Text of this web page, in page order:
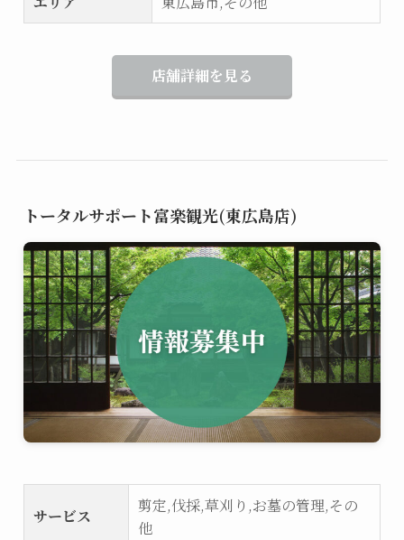
店舗詳細を見る
トータルサポート富楽観光(東広島店)
サービス
剪定,伐採,草刈り,お墓の管理,その
他